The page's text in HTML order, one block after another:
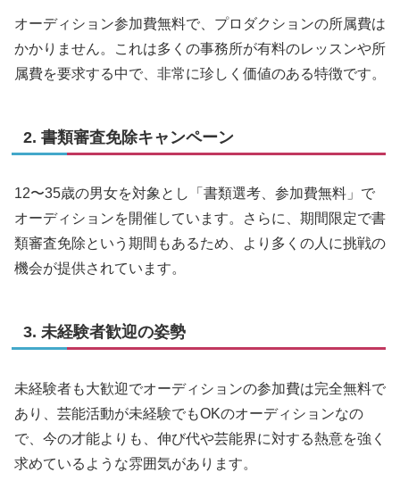
オーディション参加費無料で、プロダクションの所属費は
かかりません。これは多くの事務所が有料のレッスンや所
属費を要求する中で、非常に珍しく価値のある特徴です。
2. 書類審査免除キャンペーン
12〜35歳の男女を対象とし「書類選考、参加費無料」で
オーディションを開催しています。さらに、期間限定で書
類審査免除という期間もあるため、より多くの人に挑戦の
機会が提供されています。
3. 未経験者歓迎の姿勢
未経験者も大歓迎でオーディションの参加費は完全無料で
あり、芸能活動が未経験でもOKのオーディションなの
で、今の才能よりも、伸び代や芸能界に対する熱意を強く
求めているような雰囲気があります。